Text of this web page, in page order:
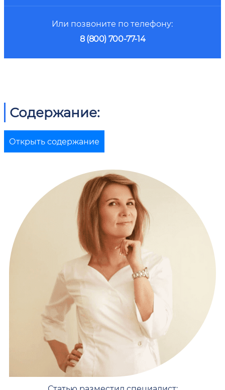
Или позвоните по телефону:
8 (800) 700-77-14
Содержание:
Открыть содержание